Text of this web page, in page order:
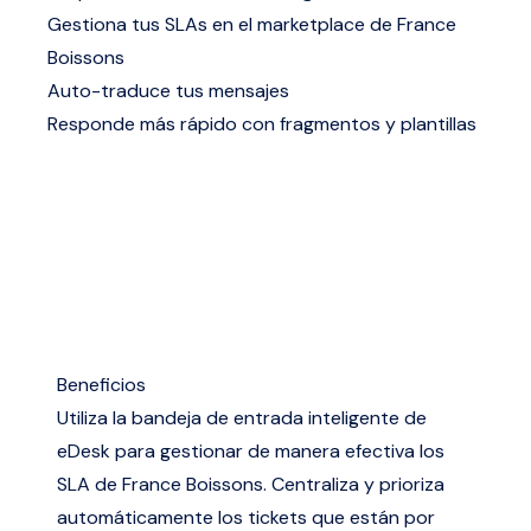
Gestiona tus SLAs en el marketplace de France
Boissons
Auto-traduce tus mensajes
Responde más rápido con fragmentos y plantillas
Beneficios
Utiliza la bandeja de entrada inteligente de
eDesk para gestionar de manera efectiva los
SLA de France Boissons. Centraliza y prioriza
automáticamente los tickets que están por